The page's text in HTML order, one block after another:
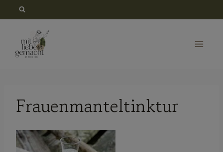
springen
Frauenmanteltinktur